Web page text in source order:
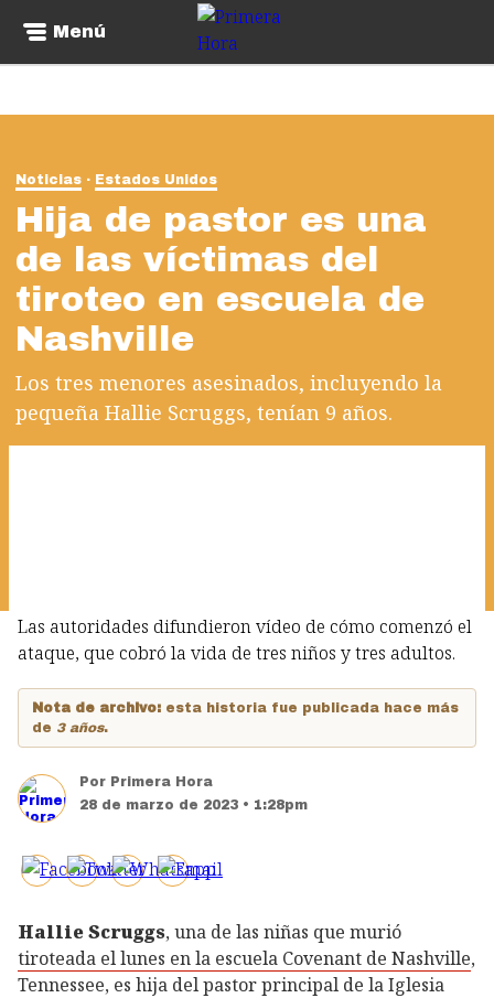
Menú
Noticias Estados Unidos
Hija de pastor es una
de las víctimas del
tiroteo en escuela de
Nashville
Los tres menores asesinados, incluyendo la
pequeña Hallie Scruggs, tenían 9 años.
Las autoridades difundieron vídeo de cómo comenzó el
ataque, que cobró la vida de tres niños y tres adultos.
Nota de archivo: esta historia fue publicada hace más
de 3 años.
Por Primera Hora
28 de marzo de 2023 • 1:28pm
Hallie Scruggs, una de las niñas que murió
tiroteada el lunes en la escuela Covenant de Nashville,
Tennessee, es hija del pastor principal de la Iglesia